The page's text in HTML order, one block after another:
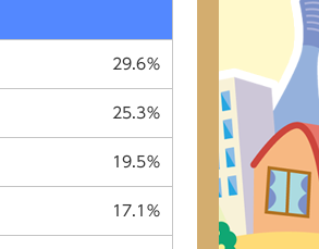
29.6％
25.3％
19.5％
17.1％